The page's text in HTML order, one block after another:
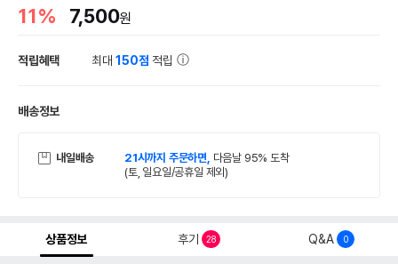
11% 7,500원
적립혜택 최대150점 적립
배송정보
내일배송 21시까지 주문하면, 다음날 95% 도착
(토, 일요일/공휴일 제외)
상품정보 후기 28 Q&A 0